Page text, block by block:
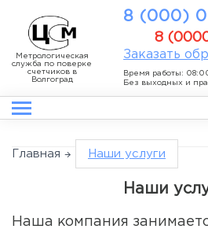
Метрологическая
служба по поверке
счетчиков в
Волгоград
8 (000)
8
Заказать
Время работы:
Без выходных и
Главная Наши услуги
Наши
Наша компания